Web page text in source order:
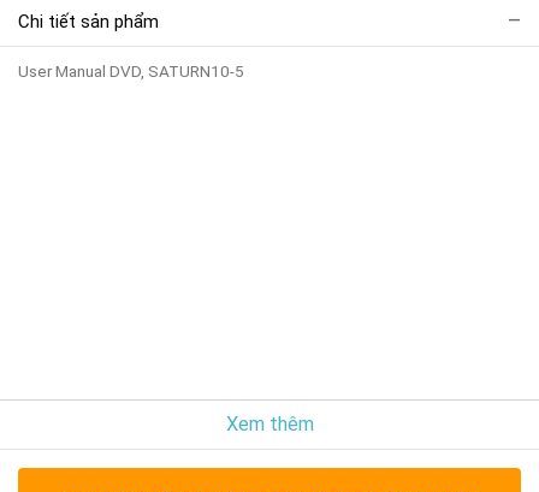
Chi tiết sản phẩm
User Manual DVD, SATURN10-5
Xem thêm